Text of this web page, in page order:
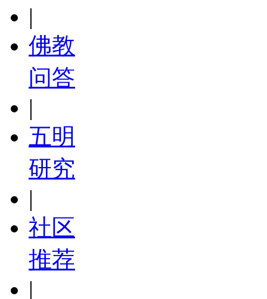
|
佛教
问答
|
五明
研究
|
社区
推荐
|